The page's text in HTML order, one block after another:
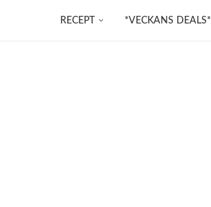
RECEPT *VECKANS DEALS*